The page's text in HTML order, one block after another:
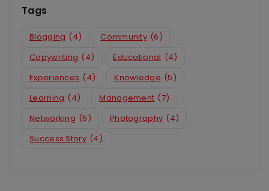
Tags
Blogging (4) Community (6)
Copywriting (4) Educational (4)
Experiences (4) Knowledge (5)
Learning (4) Management (7)
Networking (5) Photography (4)
Success Story (4)